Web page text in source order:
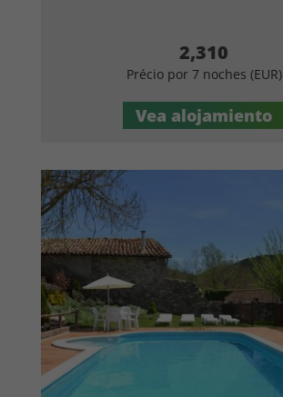
2,310
Précio por 7 noches (EUR)
Vea alojamiento